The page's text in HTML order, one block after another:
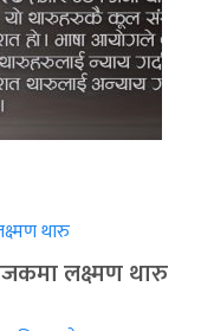
लक्ष्मण थारु